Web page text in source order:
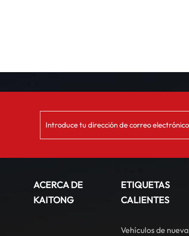
ACERCA DE
KAITONG
ETIQUETAS
CALIENTES
Vehículos de nueva